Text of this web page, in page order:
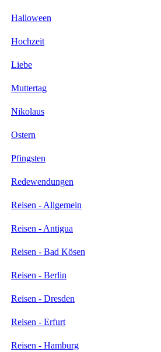
Halloween
Hochzeit
Liebe
Muttertag
Nikolaus
Ostern
Pfingsten
Redewendungen
Reisen - Allgemein
Reisen - Antigua
Reisen - Bad Kösen
Reisen - Berlin
Reisen - Dresden
Reisen - Erfurt
Reisen - Hamburg